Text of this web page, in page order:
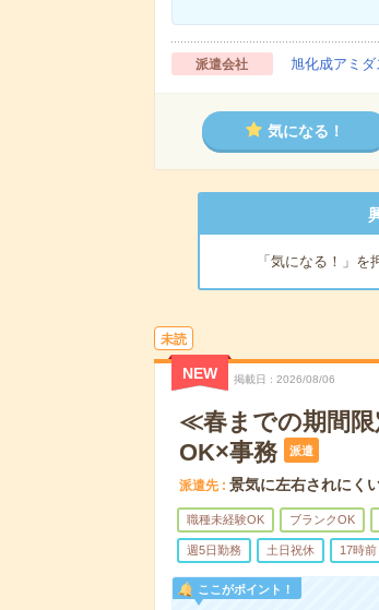
派遣会社 旭化成アミ
気になる！
「気になる！」
未読
NEW 掲載日 2026/08/06
≪春までの期間限
OK×事務
派遣
派遣先 景気に左右されにく
職種未経験OK ブランクOK
週5日勤務 土日祝休 17時
ここがポイント！